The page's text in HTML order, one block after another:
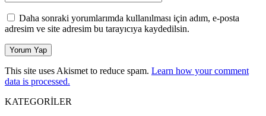
Daha sonraki yorumlarımda kullanılması için adım, e-posta
adresim ve site adresim bu tarayıcıya kaydedilsin.
This site uses Akismet to reduce spam. Learn how your comment
data is processed.
KATEGORİLER